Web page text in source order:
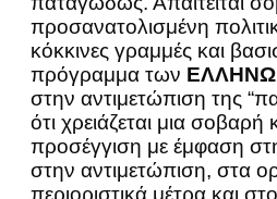
προσανατολισμένη
κόκκινες γραμμές και
πρόγραμμα των
στην αντιμετώπιση της
ότι χρειάζεται μια
προσέγγιση με έμφαση
στην αντιμετώπιση, στα
περιοριστικά μέτρα και